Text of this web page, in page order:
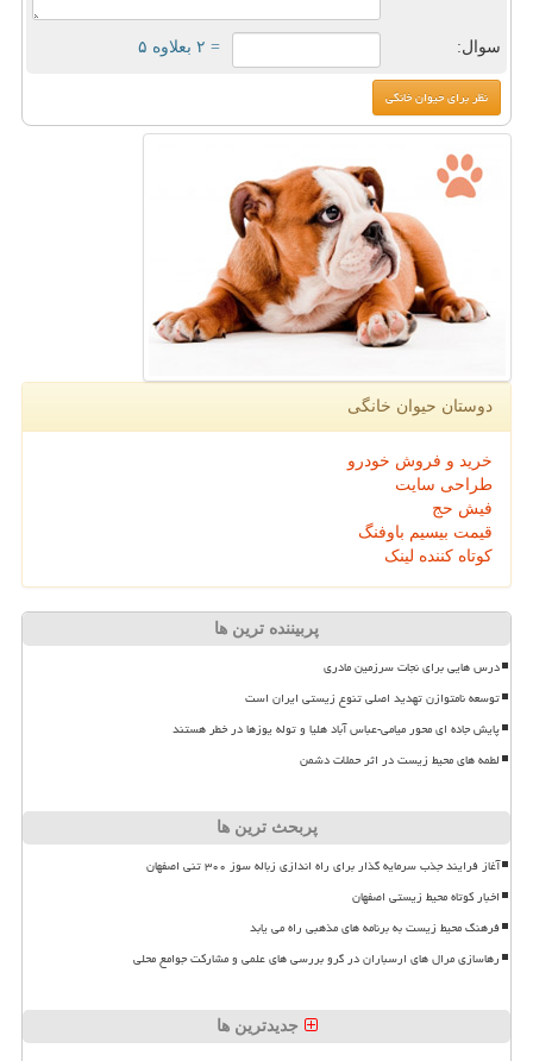
سوال: = ۲ بعلاوه ۵
دوستان حیوان خانگی
خرید و فروش خودرو
طراحی سایت
فیش حج
قیمت بیسیم باوفنگ
کوتاه کننده لینک
پربیننده ترین ها
درس هایی برای نجات سرزمین مادری
توسعه نامتوازن تهدید اصلی تنوع زیستی ایران است
پایش جاده ای محور میامی-عباس آباد هلیا و توله یوزها در خطر هستند
لطمه های محیط زیست در اثر حملات دشمن
پربحث ترین ها
آغاز فرایند جذب سرمایه گذار برای راه اندازی زباله سوز ۳۰۰ تنی اصفهان
اخبار کوتاه محیط زیستی اصفهان
فرهنگ محیط زیست به برنامه های مذهبی راه می یابد
رهاسازی مرال های ارسباران در گرو بررسی های علمی و مشارکت جوامع محلی
جدیدترین ها